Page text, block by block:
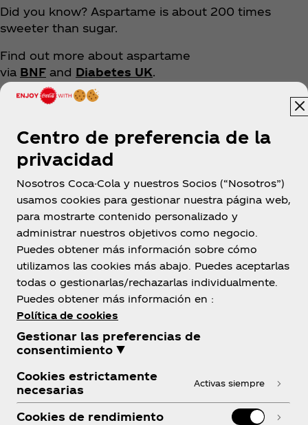
Did you know? Aspartame is about 200 times
sweeter than sugar.
Find out more about aspartame
via BNF and Diabetes UK.
Find out howwe’re reducing sugar in our drinks.
Honduras
Sobre nosotros
¿Necesitas ayuda?
Centro de preferencia de la
privacidad
Nosotros Coca-Cola y nuestros Socios (“Nosotros”)
usamos cookies para gestionar nuestra página web,
para mostrarte contenido personalizado y
administrar nuestros objetivos como negocio.
Puedes obtener más información sobre cómo
utilizamos las cookies más abajo. Puedes aceptarlas
todas o gestionarlas/rechazarlas individualmente.
Puedes obtener más información en :
Política de cookies
Gestionar las preferencias de
consentimiento ▼
Cookies estrictamente
necesarias
Activas siempre
Cookies de rendimiento